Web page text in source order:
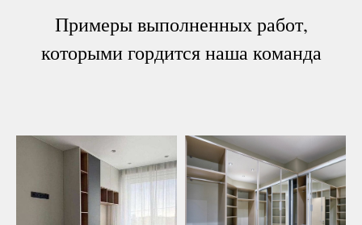
Примеры выполненных работ,
которыми гордится наша команда